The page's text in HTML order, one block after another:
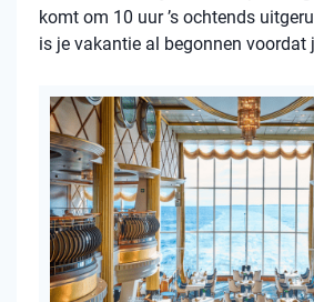
komt om 10 uur ’s ochtends
is je vakantie al begonnen voordat